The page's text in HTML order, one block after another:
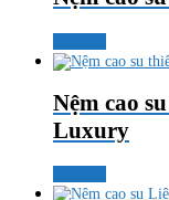
Nệm cao
Luxury